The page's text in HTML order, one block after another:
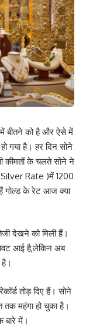
में बीतने को है और ऐसे में
गया है। हर दिन सोने
कीमतों के चलते सोने ने
Silver Rate )में 1200
गोल्ड के रेट आज क्या
देखने को मिली हैं।
आई है,लेकिन अब
तोड़ दिए हैं। सोने
महंगा हो चुका है।
में।